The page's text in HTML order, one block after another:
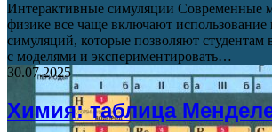
Интерактивные симуляции Современные
физике все чаще включают использование
симуляций, которые позволяют студентам
с моделями и экспериментировать…
30.07.2025
Химия: таблица